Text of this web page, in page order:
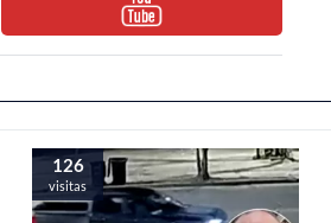
126
visitas